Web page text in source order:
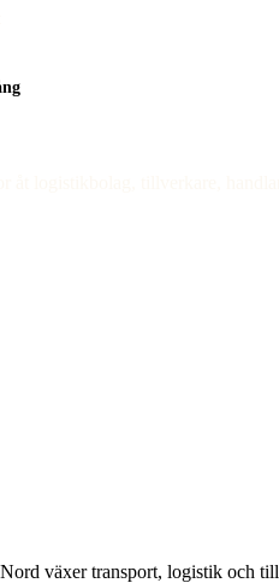
växer transport, logistik och